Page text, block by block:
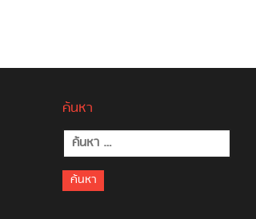
ค้นหา
ค้นหา
สำหรับ: